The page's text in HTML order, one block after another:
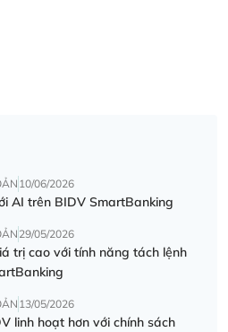
10/06/2026
AI trên BIDV SmartBanking
29/05/2026
trị cao với tính năng tách lệnh
13/05/2026
linh hoạt hơn với chính sách